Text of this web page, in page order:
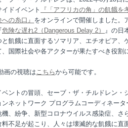
イドイベント
『「アフリカの角」の飢餓
への糸口』 をオンラインで開催しました。
危険な遅れ2 （Dangerous Delay 2） 』の日
と飢餓に直面するソマリア、エチオピア、
、国際社会や各アクターが果たすべき役割
画の視聴はこちらから可能です。
ベントの冒頭、セーブ・ザ・チルドレン
ンネットワーク プログラムコーディネー
機、紛争、新型コロナウイルス感染症、
料不足が起こり、人々は壊滅的な飢餓に